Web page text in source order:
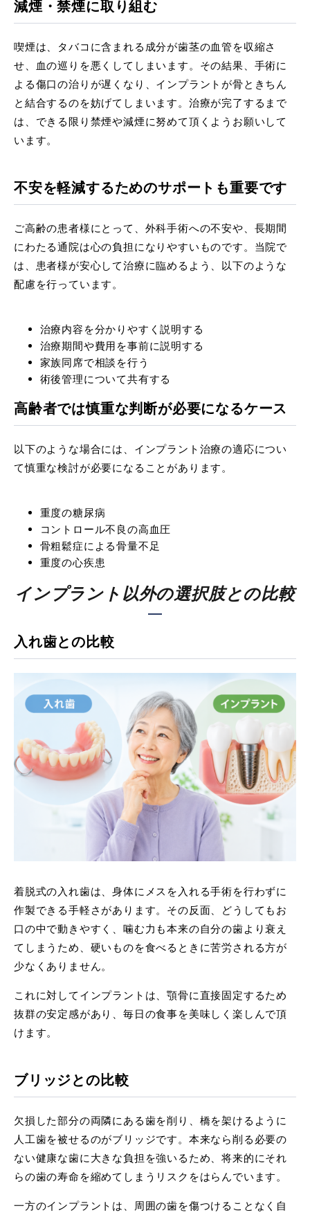
減煙・禁煙に取り組む
喫煙は、タバコに含まれる成分が歯茎の血管を収縮さ
せ、血の巡りを悪くしてしまいます。その結果、手術に
よる傷口の治りが遅くなり、インプラントが骨ときちん
と結合するのを妨げてしまいます。治療が完了するまで
は、できる限り禁煙や減煙に努めて頂くようお願いして
います。
不安を軽減するためのサポートも重要です
ご高齢の患者様にとって、外科手術への不安や、長期間
にわたる通院は心の負担になりやすいものです。当院で
は、患者様が安心して治療に臨めるよう、以下のような
配慮を行っています。
治療内容を分かりやすく説明する
治療期間や費用を事前に説明する
家族同席で相談を行う
術後管理について共有する
高齢者では慎重な判断が必要になるケース
以下のような場合には、インプラント治療の適応につい
て慎重な検討が必要になることがあります。
重度の糖尿病
コントロール不良の高血圧
骨粗鬆症による骨量不足
重度の心疾患
インプラント以外の選択肢との比較
入れ歯との比較
着脱式の入れ歯は、身体にメスを入れる手術を行わずに
作製できる手軽さがあります。その反面、どうしてもお
口の中で動きやすく、噛む力も本来の自分の歯より衰え
てしまうため、硬いものを食べるときに苦労される方が
少なくありません。
これに対してインプラントは、顎骨に直接固定するため
抜群の安定感があり、毎日の食事を美味しく楽しんで頂
けます。
ブリッジとの比較
欠損した部分の両隣にある歯を削り、橋を架けるように
人工歯を被せるのがブリッジです。本来なら削る必要の
ない健康な歯に大きな負担を強いるため、将来的にそれ
らの歯の寿命を縮めてしまうリスクをはらんでいます。
一方のインプラントは、周囲の歯を傷つけることなく自